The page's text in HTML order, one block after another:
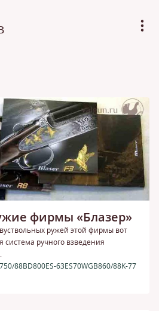
фирмы «Блазер»
ружей этой фирмы вот
система ручного взведения
88BD800ES-63ES70WGB860/88K-77